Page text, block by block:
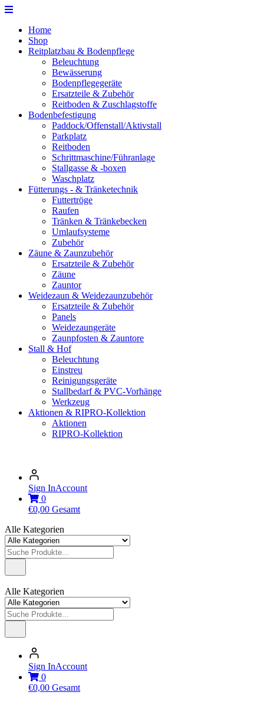
Home
Shop
Reitplatzbau & Bodenpflege
Beleuchtung
Bewässerung
Bodenpflegegeräte
Ersatzteile & Zubehör
Reitboden & Zuschlagstoffe
Bodenbefestigung
Paddock/Offenstall/Aktivstall
Parkplatz
Reitboden
Schrittmaschine/Führanlage
Stallgasse & -boxen
Waschplatz
Fütterungs - & Tränketechnik
Futtertröge
Raufen
Tränken & Tränkebecken
Umlaufsysteme
Zubehör
Zäune & Zaunzubehör
Ersatzteile & Zubehör
Zäune
Zauntor
Weidezaun & Weidezaunzubehör
Ersatzteile & Zubehör
Panels
Weidezaungeräte
Zaunpfosten & Zauntore
Stall & Hof
Beleuchtung
Einstreu
Reinigungsgeräte
Stallbedarf & PVC-Vorhänge
Werkzeug
Aktionen & RIPRO-Kollektion
Aktionen
RIPRO-Kollektion
Sign InAccount
0
€0,00 Gesamt
Alle Kategorien
Alle Kategorien
Sign InAccount
0
€0,00 Gesamt